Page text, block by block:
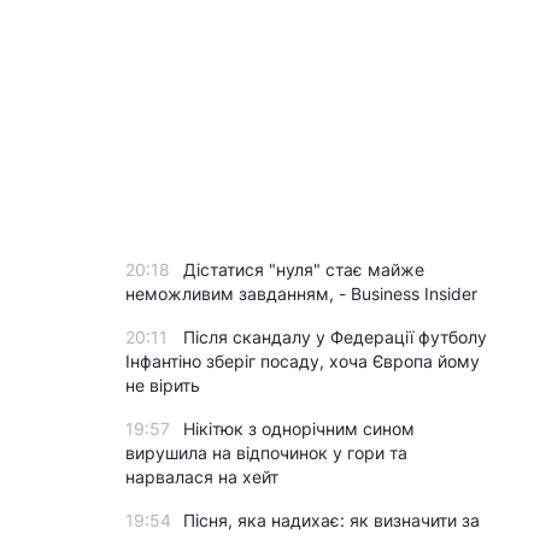
20:18
Дістатися "нуля" стає майже
неможливим завданням, - Business Insider
20:11
Після скандалу у Федерації футболу
Інфантіно зберіг посаду, хоча Європа йому
не вірить
19:57
Нікітюк з однорічним сином
вирушила на відпочинок у гори та
нарвалася на хейт
19:54
Пісня, яка надихає: як визначити за